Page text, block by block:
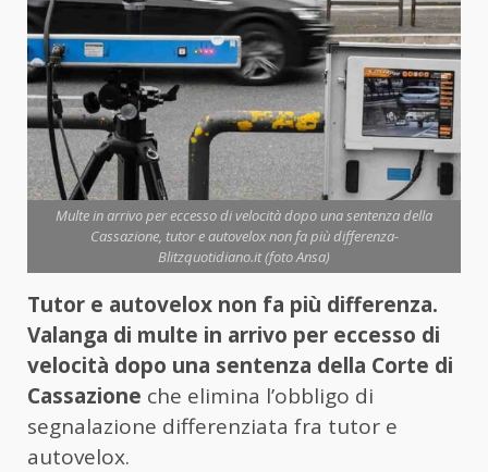
Multe in arrivo per eccesso di velocità dopo una sentenza della
Cassazione, tutor e autovelox non fa più differenza-
Blitzquotidiano.it (foto Ansa)
Tutor e autovelox non fa più differenza.
Valanga di multe in arrivo per eccesso di
velocità dopo una sentenza della Corte di
Cassazione che elimina l’obbligo di
segnalazione differenziata fra tutor e
autovelox.